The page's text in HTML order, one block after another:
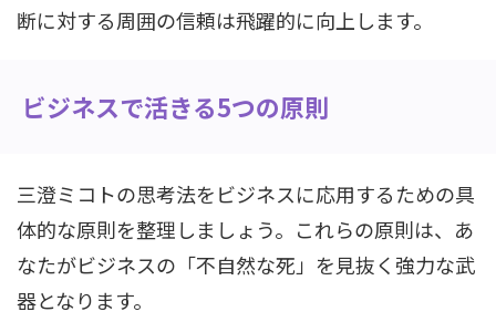
断に対する周囲の信頼は飛躍的に向上します。
ビジネスで活きる5つの原則
三澄ミコトの思考法をビジネスに応用するための具
体的な原則を整理しましょう。これらの原則は、あ
なたがビジネスの「不自然な死」を見抜く強力な武
器となります。